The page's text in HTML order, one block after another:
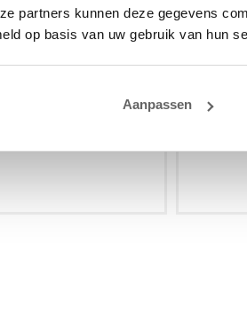
partners kunnen deze gegevens
op basis van uw gebruik van hun
Aanpassen